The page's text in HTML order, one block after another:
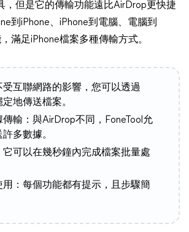
，但是它的傳輸功能遠比AirDrop更快捷
到iPhone、iPhone到電腦、電腦到
滿足iPhone檔案多種傳輸方式。
互聯網路的影響，您可以透過
地傳送檔案。
輸：與AirDrop不同，FoneTool允
多數據。
它可以在幾秒鐘內完成檔案批量處
用：每個功能都有提示，且步驟簡